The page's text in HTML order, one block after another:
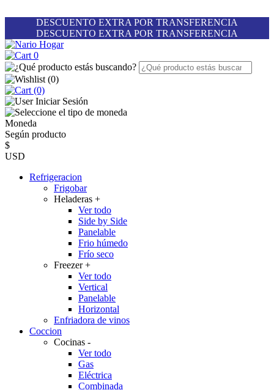
DESCUENTO EXTRA POR TRANSFERENCIA
DESCUENTO EXTRA POR TRANSFERENCIA
0
(0)
(0)
Iniciar Sesión
Moneda
Según producto
$
USD
Refrigeracion
Frigobar
Heladeras +
Ver todo
Side by Side
Panelable
Frio húmedo
Frío seco
Freezer+
Ver todo
Vertical
Panelable
Horizontal
Enfriadora de vinos
Coccion
Cocinas -
Ver todo
Gas
Eléctrica
Combinada